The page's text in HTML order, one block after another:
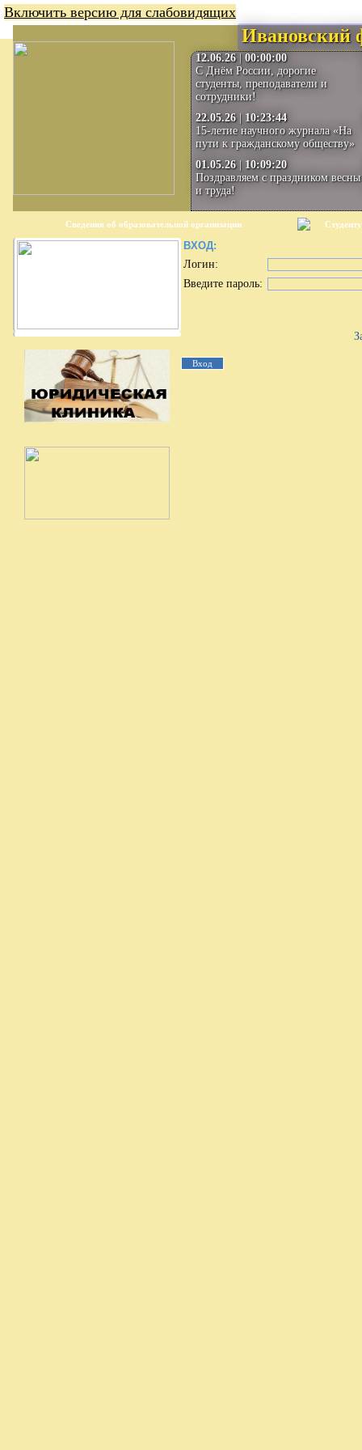
Включить версию для слабовидящих
Ивановский
12.06.26| 00:00:00
С Днём России, дорогие
студенты, преподаватели и
сотрудники!
22.05.26| 10:23:44
15-летие научного журнала «На
пути к гражданскому обществу»
01.05.26| 10:09:20
Поздравляем с праздником весны
и труда!
Сведения об образовательной организации Студенту
ВХОД:
Логин:
Введите пароль: